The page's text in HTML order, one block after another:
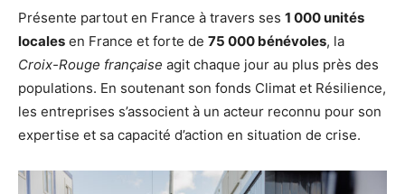
Présente partout en France à travers ses 1 000 unités
locales en France et forte de 75 000 bénévoles, la
Croix-Rouge française agit chaque jour au plus près des
populations. En soutenant son fonds Climat et Résilience,
les entreprises s’associent à un acteur reconnu pour son
expertise et sa capacité d’action en situation de crise.